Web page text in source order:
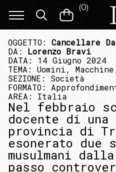
(0)
OGGETTO: Cancellare
DA: Lorenzo Bravi
DATA: 14 Giugno 2024
TEMA: Uomini,
SEZIONE: Società
FORMATO:
AREA: Italia
Nel febbraio
docente di
provincia di
esonerato due
musulmani
passo